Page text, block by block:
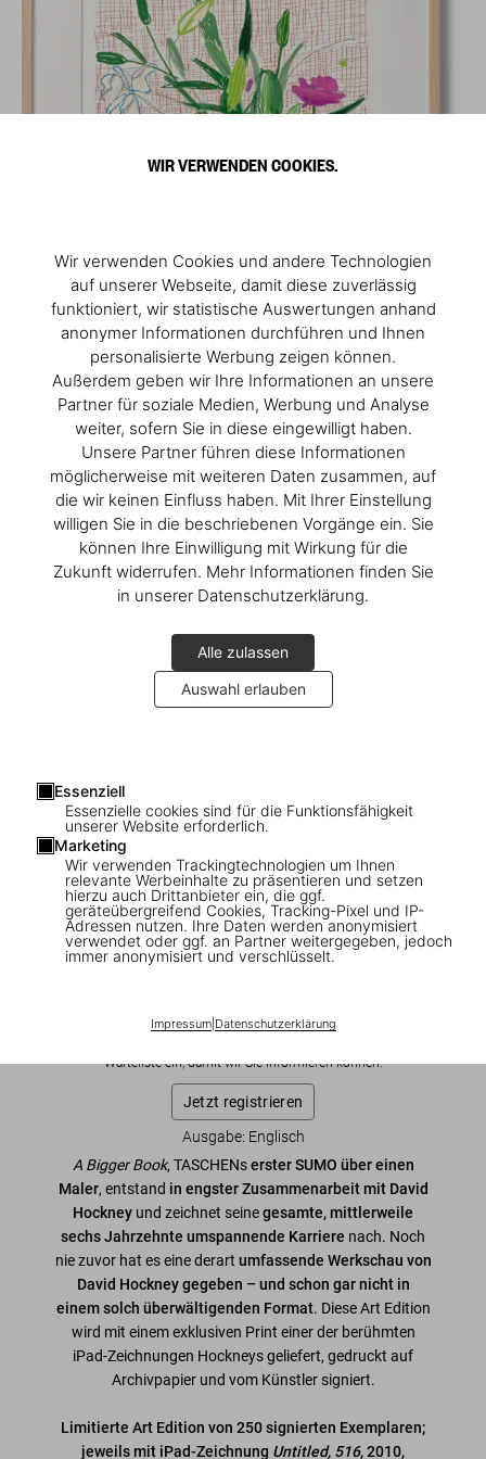
WIR VERWENDEN COOKIES.
Wir verwenden Cookies und andere Technologien
auf unserer Webseite, damit diese zuverlässig
funktioniert, wir statistische Auswertungen anhand
anonymer Informationen durchführen und Ihnen
personalisierte Werbung zeigen können.
Außerdem geben wir Ihre Informationen an unsere
Partner für soziale Medien, Werbung und Analyse
weiter, sofern Sie in diese eingewilligt haben.
Unsere Partner führen diese Informationen
möglicherweise mit weiteren Daten zusammen, auf
die wir keinen Einfluss haben. Mit Ihrer Einstellung
willigen Sie in die beschriebenen Vorgänge ein. Sie
können Ihre Einwilligung mit Wirkung für die
Zukunft widerrufen. Mehr Informationen finden Sie
in unserer Datenschutzerklärung.
Alle zulassen
Auswahl erlauben
Essenziell
Essenzielle cookies sind für die Funktionsfähigkeit
unserer Website erforderlich.
Marketing
Wir verwenden Trackingtechnologien um Ihnen
relevante Werbeinhalte zu präsentieren und setzen
hierzu auch Drittanbieter ein, die ggf.
geräteübergreifend Cookies, Tracking-Pixel und IP-
Adressen nutzen. Ihre Daten werden anonymisiert
verwendet oder ggf. an Partner weitergegeben, jedoch
immer anonymisiert und verschlüsselt.
Impressum| Datenschutzerklärung
David Hockney. A Bigger Book. Art
Edition No. 751–1,000 ‘Untitled, 516’
plus MwSt.
Diese Ausgabe ist ausverkauft. Gelegentlich werden jedoch
Warteliste ein, damit wir Sie informieren können.
Jetzt registrieren
Ausgabe: Englisch
A Bigger Book, TASCHENserster SUMO über einen
Maler, entstand in engster Zusammenarbeit mit David
Hockney und zeichnet seinegesamte, mittlerweile
sechs Jahrzehnte umspannende Karriere nach. Noch
nie zuvor hat es eine derart umfassende Werkschau von
David Hockney gegeben – und schon gar nicht in
einem solch überwältigenden Format. Diese Art Edition
wird mit einem exklusiven Print einer der berühmten
iPad-Zeichnungen Hockneys geliefert, gedruckt auf
Archivpapier und vom Künstler signiert.
Limitierte Art Edition von 250 signierten Exemplaren;
jeweils mit iPad-Zeichnung Untitled, 516, 2010,